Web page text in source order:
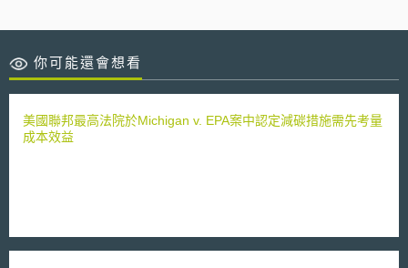
你可能還會想看
美國聯邦最高法院於Michigan v. EPA案中認定減碳措施需先考量
成本效益